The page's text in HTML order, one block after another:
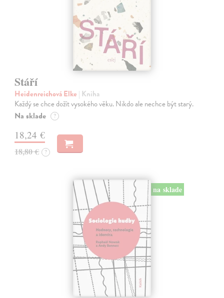
Stáří
Heidenreichová Elke | Kniha
Každý se chce dožít vysokého věku. Nikdo ale nechce být starý.
Na sklade ?
18,24 €
18,80 € ?
na sklade